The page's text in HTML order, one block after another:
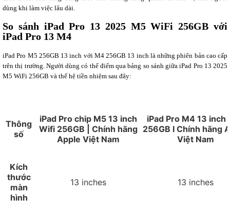
dùng khi làm việc lâu dài.
So sánh iPad Pro 13 2025 M5 WiFi 256GB với
iPad Pro 13 M4
iPad Pro M5 256GB 13 inch với M4 256GB 13 inch là những phiên bản cao cấp
trên thị trường. Người dùng có thể điểm qua bảng so sánh giữa iPad Pro 13 2025
M5 WiFi 256GB và thế hệ tiền nhiệm sau đây:
Thông
số
iPad Pro chip M5 13 inch
Wifi 256GB | Chính hãng
Apple Việt Nam
iPad Pro M4 13 inch
256GB I Chính hãng
Việt Nam
Kích
thước
màn
hình
13 inches 13 inches